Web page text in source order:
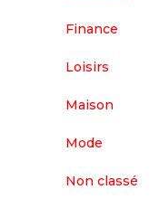
Finance
Loisirs
Maison
Mode
Non classé